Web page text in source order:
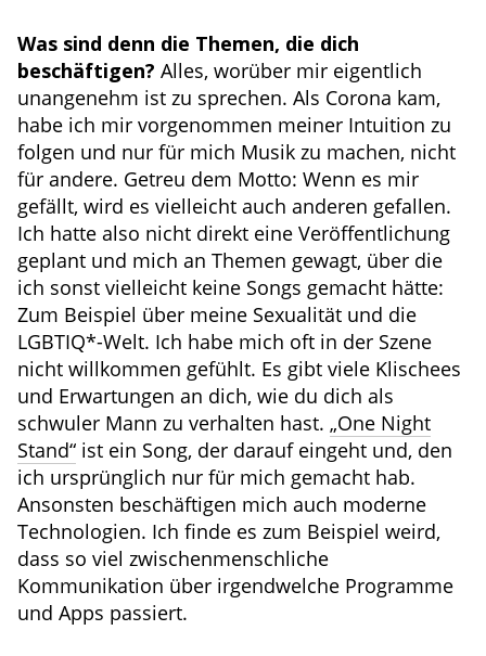
Was sind denn die Themen, die dich
beschäftigen? Alles, worüber mir eigentlich
unangenehm ist zu sprechen. Als Corona kam,
habe ich mir vorgenommen meiner Intuition zu
folgen und nur für mich Musik zu machen, nicht
für andere. Getreu dem Motto: Wenn es mir
gefällt, wird es vielleicht auch anderen gefallen.
Ich hatte also nicht direkt eine Veröffentlichung
geplant und mich an Themen gewagt, über die
ich sonst vielleicht keine Songs gemacht hätte:
Zum Beispiel über meine Sexualität und die
LGBTIQ*-Welt. Ich habe mich oft in der Szene
nicht willkommen gefühlt. Es gibt viele Klischees
und Erwartungen an dich, wie du dich als
schwuler Mann zu verhalten hast. „One Night
Stand“ ist ein Song, der darauf eingeht und, den
ich ursprünglich nur für mich gemacht hab.
Ansonsten beschäftigen mich auch moderne
Technologien. Ich finde es zum Beispiel weird,
dass so viel zwischenmenschliche
Kommunikation über irgendwelche Programme
und Apps passiert.